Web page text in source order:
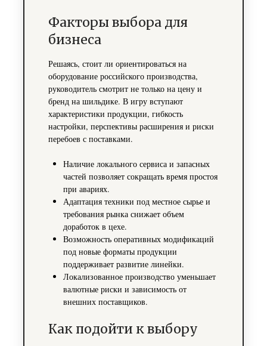
Факторы выбора для
бизнеса
Решаясь, стоит ли ориентироваться на
оборудование российского производства,
руководитель смотрит не только на цену и
бренд на шильдике. В игру вступают
характеристики продукции, гибкость
настройки, перспективы расширения и риски
перебоев с поставками.
Наличие локального сервиса и запасных
частей позволяет сокращать время простоя
при авариях.
Адаптация техники под местное сырье и
требования рынка снижает объем
доработок в цехе.
Возможность оперативных модификаций
под новые форматы продукции
поддерживает развитие линейки.
Локализованное производство уменьшает
валютные риски и зависимость от
внешних поставщиков.
Как подойти к выбору